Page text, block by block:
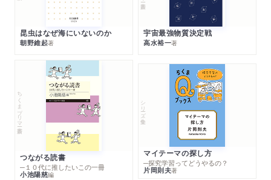
昆虫はなぜ海にいないのか
朝野維起著
宇宙最強物質決定戦
高水裕一著
ちくまプリマー新書
つながる読書
─１０代に推したいこの一冊
小池陽慈編
シリーズ・全集
マイテーマの探し方
─探究学習ってどうやるの？
片岡則夫著